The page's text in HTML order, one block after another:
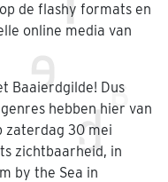
de flashy formats en
online media van
Baaierdgilde! Dus
hebben hier van
zaterdag 30 mei
zichtbaarheid, in
by the Sea in